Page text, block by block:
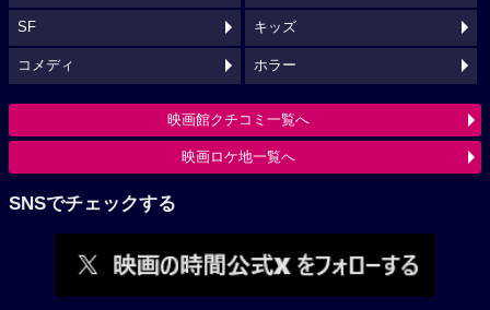
SF キッズ
コメディ ホラー
映画館クチコミ一覧へ
映画ロケ地一覧へ
SNSでチェックする